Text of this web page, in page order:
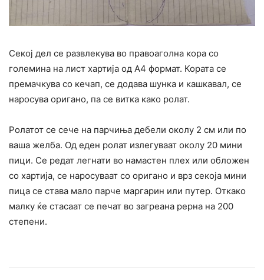
Секој дел се развлекува во правоаголна кора со
големина на лист хартија од А4 формат. Кората се
премачкува со кечап, се додава шунка и кашкавал, се
наросува оригано, па се витка како ролат.
Ролатот се сече на парчиња дебели околу 2 см или по
ваша желба. Од еден ролат излегуваат околу 20 мини
пици. Се редат легнати во намастен плех или обложен
со хартија, се наросуваат со оригано и врз секоја мини
пица се става мало парче маргарин или путер. Откако
малку ќе стасаат се печат во загреана рерна на 200
степени.